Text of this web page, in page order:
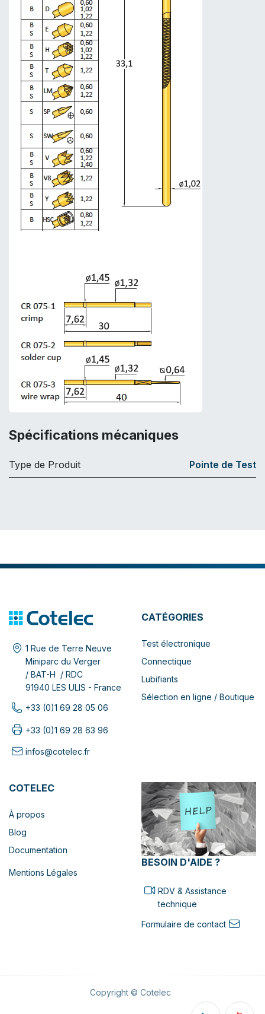
Spécifications mécaniques
Type de Produit Pointe de Test
1 Rue de Terre Neuve
Miniparc du Verger
/ BAT-H / RDC
91940 LES ULIS - France
+33 (0)1 69 28 05 06
+33 (0)1 69 28 63 96
infos@cotelec.fr
CATÉGORIES
Test électronique
Connectique
Lubifiants
Sélection en ligne / Boutique
COTELEC
À propos
Blog
Documentation
Mentions Légales
BESOIN D'AIDE ?
RDV & Assistance
technique
Formulaire de contact
Copyright © Cotelec